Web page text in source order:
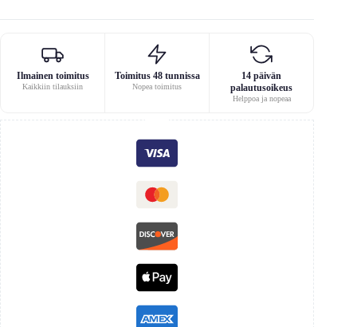
Ilmainen toimitus
Kaikkiin tilauksiin
Toimitus 48 tunnissa
Nopea toimitus
14 päivän
palautusoikeus
Helppoa ja nopeaa